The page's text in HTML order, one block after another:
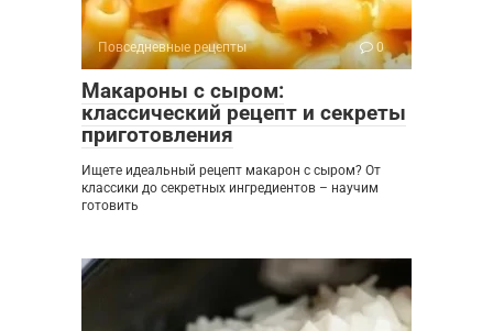
Повседневные рецепты 0
Макароны с сыром:
классический рецепт и секреты
приготовления
Ищете идеальный рецепт макарон с сыром? От
классики до секретных ингредиентов – научим
готовить